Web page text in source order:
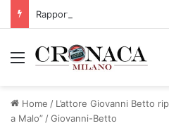
Rapporto OsMed 2025
Menu
Home / L’attore Giovanni Betto
a Malo” /Giovanni-Betto